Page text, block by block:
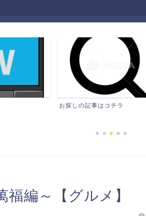
愛車紹介 Metabon石
編～【グルメ】